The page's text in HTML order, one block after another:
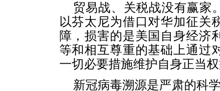
贸易战、关税战没有赢家
以芬太尼为借口对华加征关
障，损害的是美国自身经济
等和相互尊重的基础上通过
一切必要措施维护自身正当
新冠病毒溯源是严肃的科